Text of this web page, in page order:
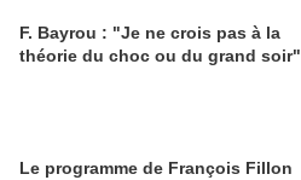
F. Bayrou : "Je ne crois pas à la
théorie du choc ou du grand soir"
Le programme de François Fillon